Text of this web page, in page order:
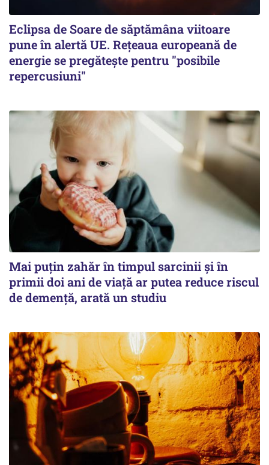
Eclipsa de Soare de săptămâna viitoare
pune în alertă UE. Rețeaua europeană de
energie se pregătește pentru "posibile
repercusiuni"
Mai puțin zahăr în timpul sarcinii și în
primii doi ani de viață ar putea reduce riscul
de demență, arată un studiu